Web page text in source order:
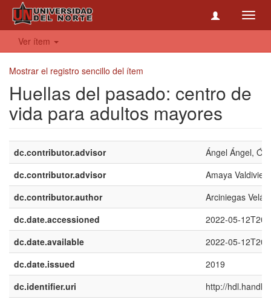
Ver ítem
Mostrar el registro sencillo del ítem
Huellas del pasado: centro de
vida para adultos mayores
dc.contributor.advisor
Ángel Ángel,
dc.contributor.advisor
Amaya
dc.contributor.author
Arciniegas
dc.date.accessioned
2022-05-
dc.date.available
2022-05-
dc.date.issued
2019
dc.identifier.uri
http://